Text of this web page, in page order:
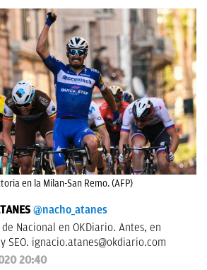
en la Milan-San Remo. (AFP)
@nacho_atanes
Nacional en OKDiario. Antes, en
SEO. ignacio.atanes@okdiario.com
20:40